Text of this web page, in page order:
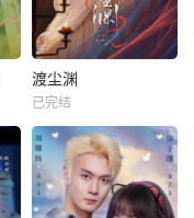
渡尘渊
已完结